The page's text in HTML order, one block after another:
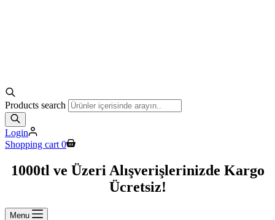
Products search
Login
Shopping cart 0
1000tl ve Üzeri Alışverişlerinizde Kargo
Ücretsiz!
Menu